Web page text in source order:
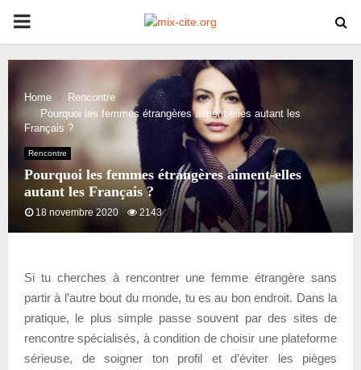
PRIMARY
MENU
Home
Rencontre
Pourquoi les femmes étrangères aiment-elles autant les
Français ?
Rencontre
Pourquoi les femmes étrangères aiment-elles
autant les Français ?
18 novembre 2020 2143
Si tu cherches à rencontrer une femme étrangère sans
partir à l’autre bout du monde, tu es au bon endroit. Dans la
pratique, le plus simple passe souvent par des sites de
rencontre spécialisés, à condition de choisir une plateforme
sérieuse, de soigner ton profil et d’éviter les pièges